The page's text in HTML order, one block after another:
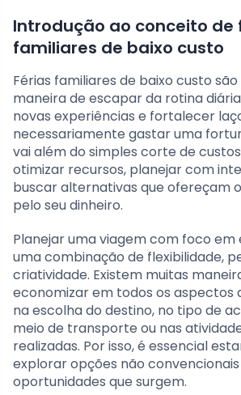
Introdução ao conceito de
familiares de baixo custo
Férias familiares de baixo custo
maneira de escapar da rotina
novas experiências e fortalecer
necessariamente gastar uma
vai além do simples corte de
otimizar recursos, planejar com
buscar alternativas que ofereçam
pelo seu dinheiro.
Planejar uma viagem com foco
uma combinação de flexibilidade,
criatividade. Existem muitas
economizar em todos os aspectos
na escolha do destino, no tipo de
meio de transporte ou nas
realizadas. Por isso, é essencial
explorar opções não
oportunidades que surgem.